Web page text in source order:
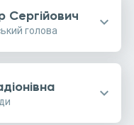
Сергійович
голова expand_more
expand_more